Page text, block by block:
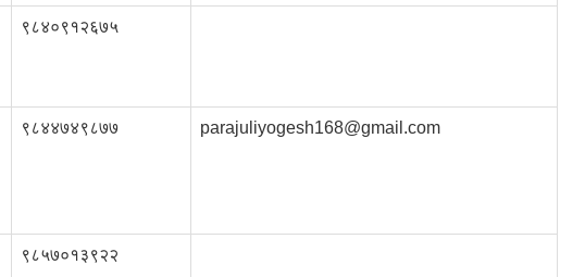
९८४०९१२६७५
९८४४७४९८७७ parajuliyogesh168@gmail.com
९८५७०१३९२२